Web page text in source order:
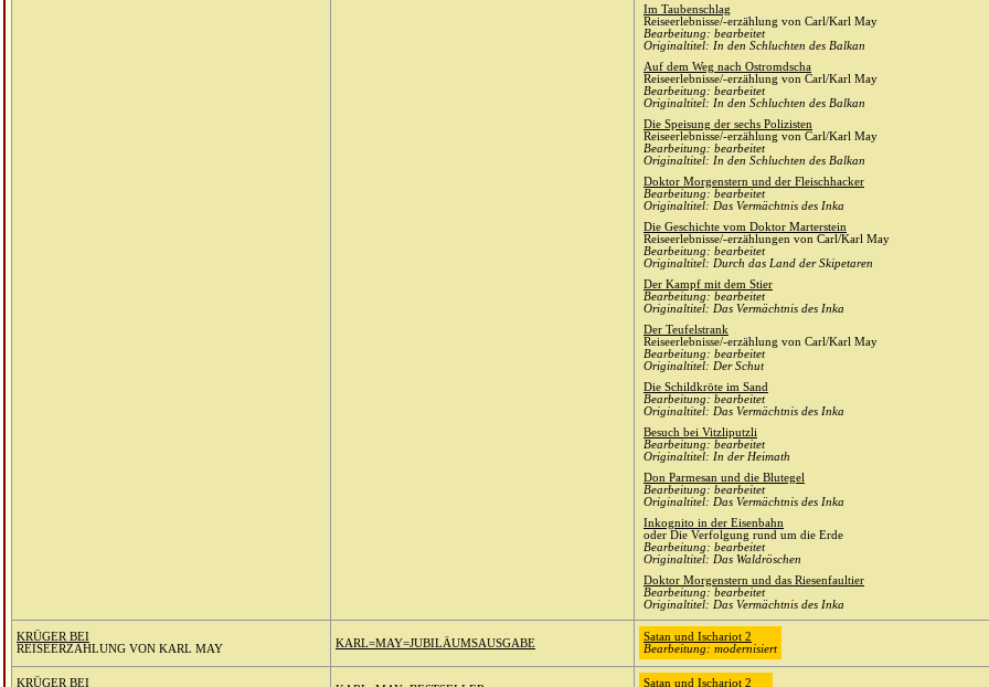
Im Taubenschlag
Reiseerlebnisse/-erzählung von Carl/Karl May
Bearbeitung: bearbeitet
Originaltitel: In den Schluchten des Balkan
Auf dem Weg nach Ostromdscha
Reiseerlebnisse/-erzählung von Carl/Karl May
Bearbeitung: bearbeitet
Originaltitel: In den Schluchten des Balkan
Die Speisung der sechs Polizisten
Reiseerlebnisse/-erzählung von Carl/Karl May
Bearbeitung: bearbeitet
Originaltitel: In den Schluchten des Balkan
Doktor Morgenstern und der Fleischhacker
Bearbeitung: bearbeitet
Originaltitel: Das Vermächtnis des Inka
Die Geschichte vom Doktor Marterstein
Reiseerlebnisse/-erzählungen von Carl/Karl May
Bearbeitung: bearbeitet
Originaltitel: Durch das Land der Skipetaren
Der Kampf mit dem Stier
Bearbeitung: bearbeitet
Originaltitel: Das Vermächtnis des Inka
Der Teufelstrank
Reiseerlebnisse/-erzählung von Carl/Karl May
Bearbeitung: bearbeitet
Originaltitel: Der Schut
Die Schildkröte im Sand
Bearbeitung: bearbeitet
Originaltitel: Das Vermächtnis des Inka
Besuch bei Vitzliputzli
Bearbeitung: bearbeitet
Originaltitel: In der Heimath
Don Parmesan und die Blutegel
Bearbeitung: bearbeitet
Originaltitel: Das Vermächtnis des Inka
Inkognito in der Eisenbahn
oder Die Verfolgung rund um die Erde
Bearbeitung: bearbeitet
Originaltitel: Das Waldröschen
Doktor Morgenstern und das Riesenfaultier
Bearbeitung: bearbeitet
Originaltitel: Das Vermächtnis des Inka
KRÜGER BEI
REISEERZÄHLUNG VON KARL MAY
KARL=MAY=JUBILÄUMSAUSGABE
Satan und Ischariot 2
Bearbeitung: modernisiert
KRÜGER BEI Satan und Ischariot 2